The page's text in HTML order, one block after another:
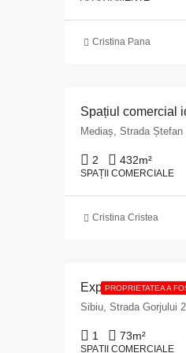
Cristina Pana
Mediaș, Strada
2 432m²
SPAȚII COMERCIALE
Cristina Cristea
PROPRIETATEA A
Sibiu, Strada Gorjului 2
1 73m²
SPAȚII COMERCIALE